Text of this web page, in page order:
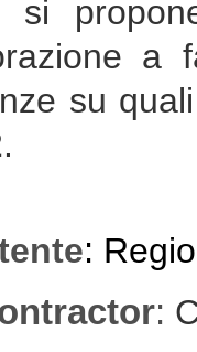
si
a
su
:
: